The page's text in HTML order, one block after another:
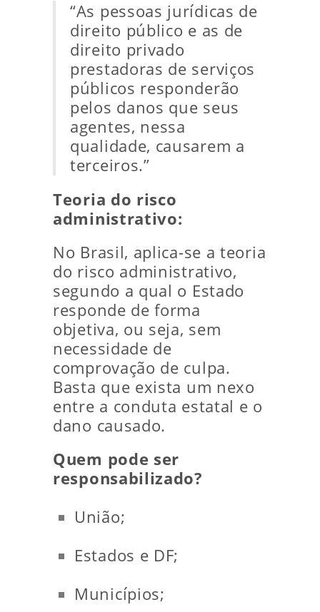
“As pessoas jurídicas de
direito público e as de
direito privado
prestadoras de serviços
públicos responderão
pelos danos que seus
agentes, nessa
qualidade, causarem a
terceiros.”
Teoria do risco
administrativo:
No Brasil, aplica-se a teoria
do risco administrativo,
segundo a qual o Estado
responde de forma
objetiva, ou seja, sem
necessidade de
comprovação de culpa.
Basta que exista um nexo
entre a conduta estatal e o
dano causado.
Quem pode ser
responsabilizado?
União;
Estados e DF;
Municípios;